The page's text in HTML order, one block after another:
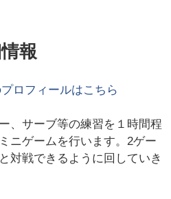
報
ロフィールはこちら
、サーブ等の練習を１時間程
ニゲームを行います。2ゲー
対戦できるように回していき